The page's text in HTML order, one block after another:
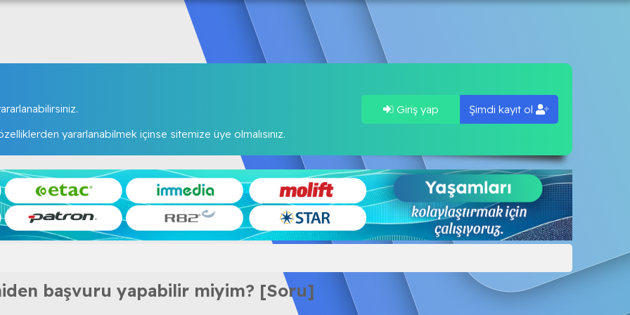
yararlanabilmek içinse sitemize üye olmalısınız.
Giriş yap Şimdi kayıt ol
başvuru yapabilir miyim? [Soru]